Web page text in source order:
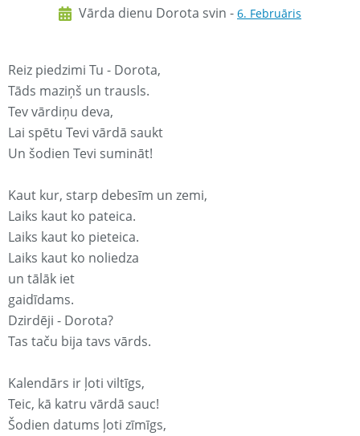
Vārda dienu Dorota svin - 6. Februāris
Reiz piedzimi Tu - Dorota,
Tāds maziņš un trausls.
Tev vārdiņu deva,
Lai spētu Tevi vārdā saukt
Un šodien Tevi sumināt!
Kaut kur, starp debesīm un zemi,
Laiks kaut ko pateica.
Laiks kaut ko pieteica.
Laiks kaut ko noliedza
un tālāk iet
gaidīdams.
Dzirdēji - Dorota?
Tas taču bija tavs vārds.
Kalendārs ir ļoti viltīgs,
Teic, kā katru vārdā sauc!
Šodien datums ļoti zīmīgs,